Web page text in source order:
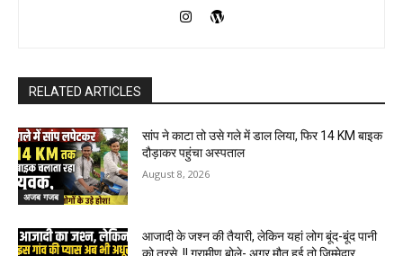
RELATED ARTICLES
अजब गजब
सांप ने काटा तो उसे गले में डाल लिया, फिर 14 KM बाइक
दौड़ाकर पहुंचा अस्पताल
August 8, 2026
आजादी के जश्न की तैयारी, लेकिन यहां लोग बूंद-बूंद पानी
को तरसे..!! ग्रामीण बोले- अगर मौत हुई तो जिम्मेदार